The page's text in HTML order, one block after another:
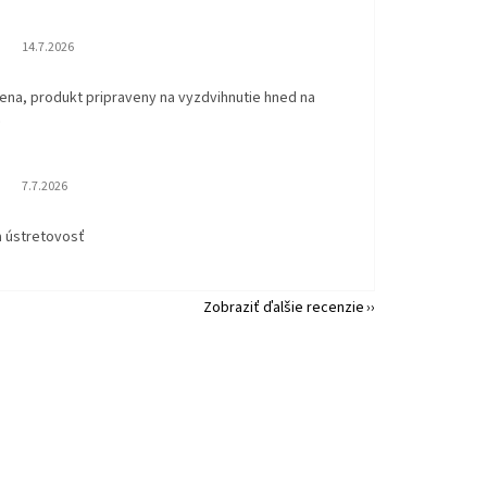
Hodnotenie obchodu je 5 z 5 hviezdičiek.
14.7.2026
produkt pripraveny na vyzdvihnutie hned na
Hodnotenie obchodu je 5 z 5 hviezdičiek.
7.7.2026
ústretovosť
Zobraziť ďalšie recenzie